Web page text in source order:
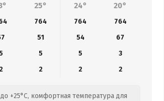
25° 24° 20°
764 764
764
51 54
67
5 5
3
2 2 2 2
+25°C, комфортная температура для